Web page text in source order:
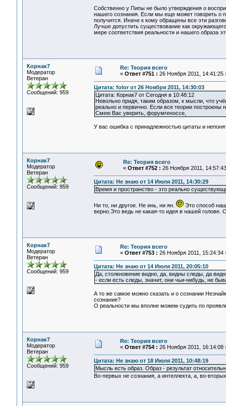
Собственно у Пипы не было утверждения о
нашего сознания. Если мы еще может говорить о
получится. Иначе к кому обращены все эти
Лучше допустить существование как
мере соответствия реальности и нашего образа
Корнак7
Модератор
Ветеран
Сообщений: 959
Re: Теория всего
« Ответ #751 : 26 Ноября 2011, 14:41:25
Цитата: folor от 26 Ноября 2011, 14:30:03
Цитата: Корнак7 от Сегодня в 10:48:12
Невольно придя, таким образом, к мысли, что
реально и первично. Если все теории построены
Смею Вас уверить, форумгеноссе,
У вас ошибка с принадлежностью цитаты и
Корнак7
Модератор
Ветеран
Сообщений: 959
Re: Теория всего
« Ответ #752 : 26 Ноября 2011,
Цитата: Не знаю от 14 Июля 2011, 14:30:29
Время и пространство - это реально
Ни то, ни другое. Не инь, ни ян.
Это способ
верно.Это ведь не какая-то идея в нашей голове.
Корнак7
Модератор
Ветеран
Сообщений: 959
Re: Теория всего
« Ответ #753 : 26 Ноября 2011, 15:24:34
Цитата: Не знаю от 14 Июля 2011, 20:05:10
Да, столкновение видно, да, видны следы, да
- если есть следы, значит, они чьи-нибудь, не
А то же самое можно сказать и о сознании
сознание?
О реальности мы вполне можем судить по
Корнак7
Модератор
Ветеран
Сообщений: 959
Re: Теория всего
« Ответ #754 : 26 Ноября 2011, 16:14:08
Цитата: Не знаю от 18 Июля 2011, 10:48:19
Мысль есть образ. Образ - результат
Во-первых не сознания, а интеллекта, а, во-